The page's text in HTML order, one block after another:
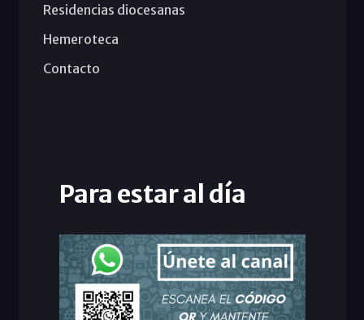
Residencias diocesanas
Hemeroteca
Contacto
Para estar al día